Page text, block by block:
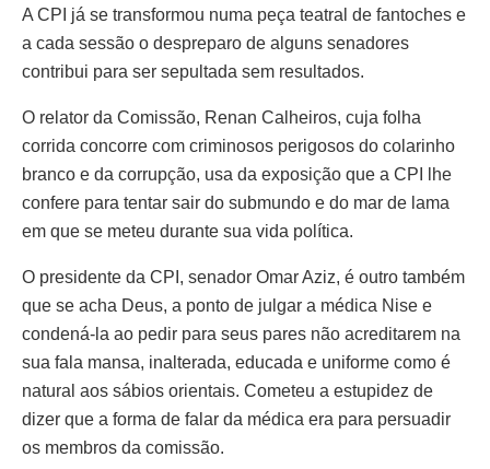
A CPI já se transformou numa peça teatral de fantoches e
a cada sessão o despreparo de alguns senadores
contribui para ser sepultada sem resultados.
O relator da Comissão, Renan Calheiros, cuja folha
corrida concorre com criminosos perigosos do colarinho
branco e da corrupção, usa da exposição que a CPI lhe
confere para tentar sair do submundo e do mar de lama
em que se meteu durante sua vida política.
O presidente da CPI, senador Omar Aziz, é outro também
que se acha Deus, a ponto de julgar a médica Nise e
condená-la ao pedir para seus pares não acreditarem na
sua fala mansa, inalterada, educada e uniforme como é
natural aos sábios orientais. Cometeu a estupidez de
dizer que a forma de falar da médica era para persuadir
os membros da comissão.